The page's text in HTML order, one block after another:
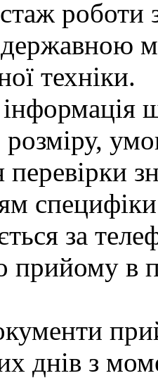
техніки.
розміру,
за
прийому в
днів з